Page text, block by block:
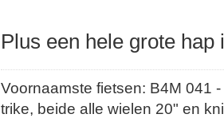
Plus een hele grote hap
Voornaamste fietsen: B4M
trike, beide alle wielen 20" en